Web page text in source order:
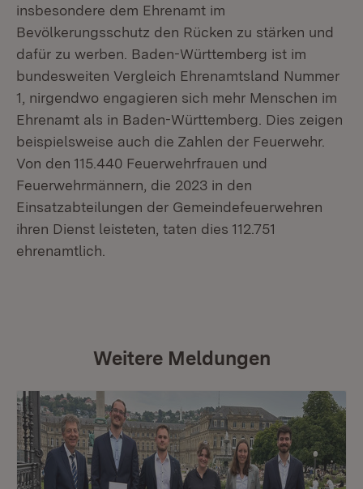
insbesondere dem Ehrenamt im
Bevölkerungsschutz den Rücken zu stärken und
dafür zu werben. Baden-Württemberg ist im
bundesweiten Vergleich Ehrenamtsland Nummer
1, nirgendwo engagieren sich mehr Menschen im
Ehrenamt als in Baden-Württemberg. Dies zeigen
beispielsweise auch die Zahlen der Feuerwehr.
Von den 115.440 Feuerwehrfrauen und
Feuerwehrmännern, die 2023 in den
Einsatzabteilungen der Gemeindefeuerwehren
ihren Dienst leisteten, taten dies 112.751
ehrenamtlich.
Weitere Meldungen